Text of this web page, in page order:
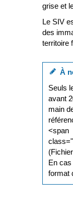
grise et
Le SIV
des
territoire
À
Seuls
avant
main
<span
En
format